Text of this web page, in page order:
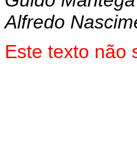
Alfredo
Este texto não